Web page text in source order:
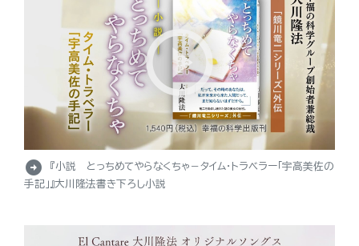
arrow_circle_right
『小説 とっちめてやらなくちゃ－タイム・トラベラー「宇高美佐の
手記」』大川隆法書き下ろし小説